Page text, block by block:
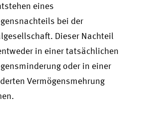
eines
bei der
Dieser Nachteil
in einer tatsächlichen
oder in einer
Vermögensmehrung